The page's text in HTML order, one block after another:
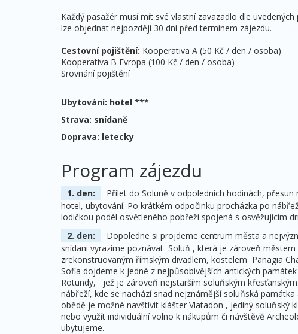
Každý pasažér musí mít své vlastní zavazadlo dle
lze objednat nejpozději 30 dní před termínem zájezdu.
Cestovní pojištění: Kooperativa A (50 Kč / den / osoba)
Kooperativa B Evropa (100 Kč / den / osoba)
Srovnání pojištění
Ubytování: hotel ***
Strava: snídaně
Doprava: letecky
Program zájezdu
1. den:
Přílet do Soluně v odpoledních hodinách,
hotel, ubytování. Po krátkém odpočinku procházka po
lodičkou podél osvětleného pobřeží spojená s osvěžujícím
2. den:
Dopoledne si projdeme centrum města a
snídani vyrazíme poznávat Soluň , která je zároveň
zrekonstruovaným římským divadlem, kostelem Panagia
Sofia dojdeme k jedné z nejpůsobivějších antických
Rotundy, jež je zároveň nejstarším soluňským
nábřeží, kde se nachází snad nejznámější soluňská
obědě je možné navštívit klášter Vlatadon , jediný soluňský
nebo využít individuální volno k nákupům či návštěvě
ubytujeme.